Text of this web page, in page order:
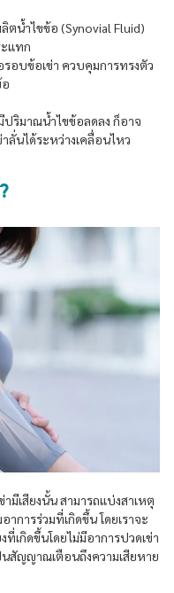
ตน้ำไขข้อ (Synovial Fluid)
แทก
รอบข้อเข่า ควบคุมการทรงตัว
ปริมาณน้ำไขข้อลดลง ก็อาจ
ลั่นได้ระหว่างเคลื่อนไหว
มีเสียงนั้น สามารถแบ่งสาเหตุ
าการร่วมที่เกิดขึ้น โดยเราจะ
เกิดขึ้นโดยไม่มีอาการปวดเข่า
สัญญาณเตือนถึงความเสียหาย